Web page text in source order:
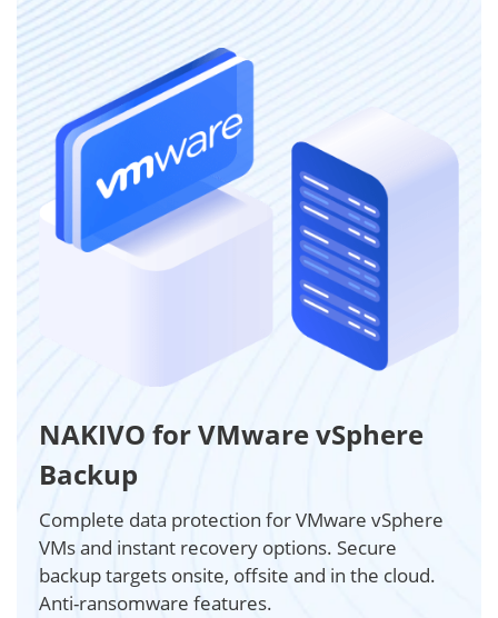
NAKIVO for VMware vSphere
Backup
Complete data protection for VMware vSphere
VMs and instant recovery options. Secure
backup targets onsite, offsite and in the cloud.
Anti-ransomware features.